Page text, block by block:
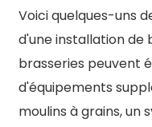
Voici quelques-uns
d'une installation de
brasseries peuvent
d'équipements
moulins à grains, un